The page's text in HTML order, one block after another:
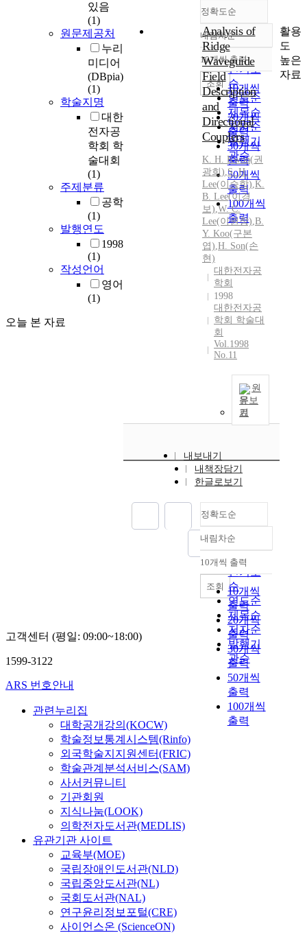
있음
(1)
원문제공처
누리
미디어
(DBpia)
(1)
학술지명
대한
전자공
학회 학
술대회
(1)
주제분류
공학
(1)
발행연도
1998
(1)
작성언어
영어
(1)
오늘 본 자료
정확도순
정확도
순
인기도
순
연도순
제목순
저자순
발행기
관순
내림차순
내림차순
10개씩 출력
10개씩
출력
20개씩
출력
30개씩
출력
50개씩
출력
100개씩
출력
조회
Analysis of
Ridge
Waveguide
Field
Description
and
Directional
Couplers
K. H. Kwon(권
광희),S.H.
Lee(이승학),K.
B. Lee(이경
보),W. C.
Lee(이원창),B.
Y. Koo(구본
엽),H. Son(손
현)
대한전자공
학회
1998
대한전자공
학회 학술대
회
Vol.1998
No.11
원
문보
기
내보내기
내책장담기
한글로보기
정확도순
정확도
순
인기도
순
연도순
제목순
저자순
발행기
관순
내림차순
내림차순
10개씩 출력
10개씩
출력
20개씩
출력
30개씩
출력
50개씩
출력
100개씩
출력
조회
활용
도
높은
자료
고객센터 (평일: 09:00~18:00)
1599-3122
ARS 번호안내
관련누리집
대학공개강의(KOCW)
학술정보통계시스템(Rinfo)
외국학술지지원센터(FRIC)
학술관계분석서비스(SAM)
사서커뮤니티
기관회원
지식나눔(LOOK)
의학전자도서관(MEDLIS)
유관기관 사이트
교육부(MOE)
국립장애인도서관(NLD)
국립중앙도서관(NL)
국회도서관(NAL)
연구윤리정보포털(CRE)
사이언스온 (ScienceON)